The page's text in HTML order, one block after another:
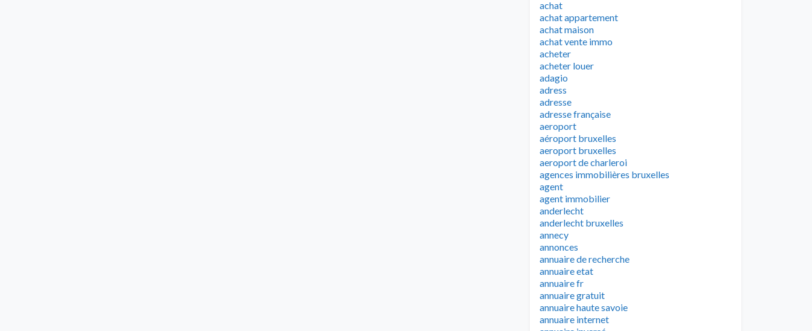
achat
achat appartement
achat maison
achat vente immo
acheter
acheter louer
adagio
adress
adresse
adresse française
aeroport
aéroport bruxelles
aeroport bruxelles
aeroport de charleroi
agences immobilières bruxelles
agent
agent immobilier
anderlecht
anderlecht bruxelles
annecy
annonces
annuaire de recherche
annuaire etat
annuaire fr
annuaire gratuit
annuaire haute savoie
annuaire internet